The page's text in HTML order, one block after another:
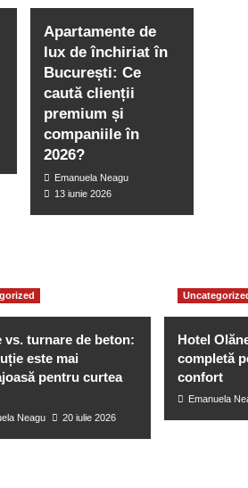
servicii de calitate și confort
Apartamente de
lux de închiriat în
București: Ce
caută clienții
premium și
companiile în
2026?
Emanuela Neagu
13 iunie 2026
vs. turnare de beton:
este mai
pentru curtea
Neagu 20 iulie 2026
Hotel
completă
confort
Emanuela